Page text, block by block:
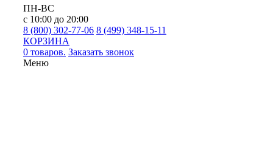
ПН-ВС
с 10:00 до 20:00
8 (800) 302-77-06 8 (499) 348-15-11
КОРЗИНА
0 товаров. Заказать звонок
Меню